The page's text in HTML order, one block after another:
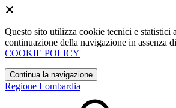
Questo sito utilizza cookie tecnici e
continuazione della navigazione in assenza
COOKIE POLICY
Continua la navigazione
Regione Lombardia